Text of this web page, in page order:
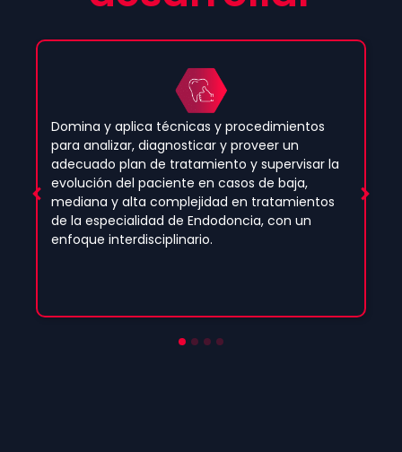
Domina y aplica técnicas y procedimientos
para analizar, diagnosticar y proveer un
adecuado plan de tratamiento y supervisar la
evolución del paciente en casos de baja,
mediana y alta complejidad en tratamientos
de la especialidad de Endodoncia, con un
enfoque interdisciplinario.